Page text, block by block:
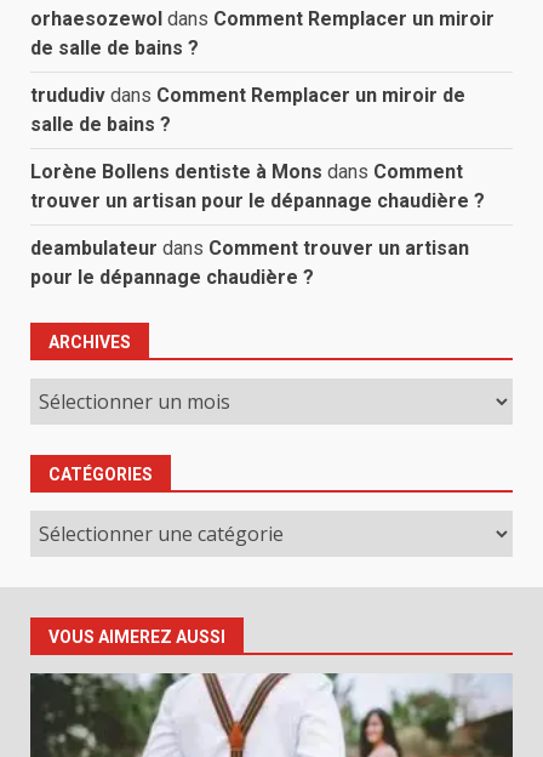
orhaesozewol dans Comment Remplacer un miroir
de salle de bains ?
trududiv dans Comment Remplacer un miroir de
salle de bains ?
Lorène Bollens dentiste à Mons dans Comment
trouver un artisan pour le dépannage chaudière ?
deambulateur dans Comment trouver un artisan
pour le dépannage chaudière ?
ARCHIVES
Archives
CATÉGORIES
Catégories
VOUS AIMEREZ AUSSI